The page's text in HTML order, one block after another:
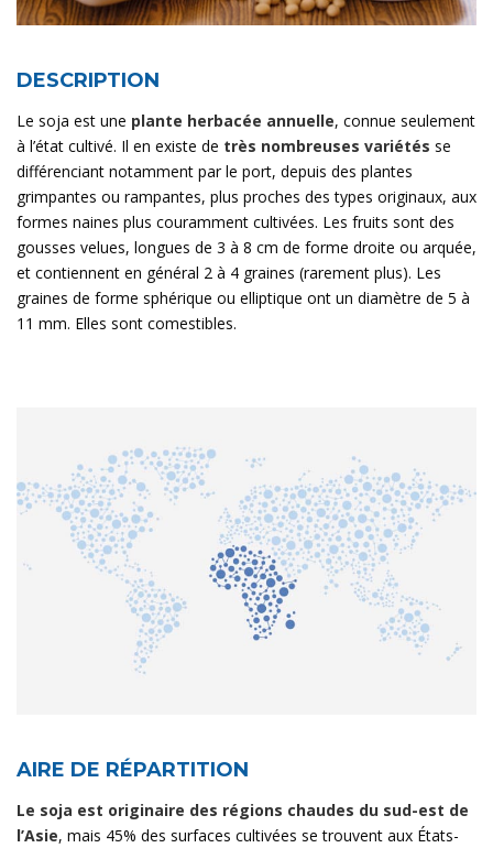
DESCRIPTION
Le soja est une plante herbacée annuelle, connue seulement
à l’état cultivé. Il en existe de très nombreuses variétés se
différenciant notamment par le port, depuis des plantes
grimpantes ou rampantes, plus proches des types originaux, aux
formes naines plus couramment cultivées. Les fruits sont des
gousses velues, longues de 3 à 8 cm de forme droite ou arquée,
et contiennent en général 2 à 4 graines (rarement plus). Les
graines de forme sphérique ou elliptique ont un diamètre de 5 à
11 mm. Elles sont comestibles.
AIRE DE RÉPARTITION
Le soja est originaire des régions chaudes du sud-est de
l’Asie, mais 45% des surfaces cultivées se trouvent aux États-